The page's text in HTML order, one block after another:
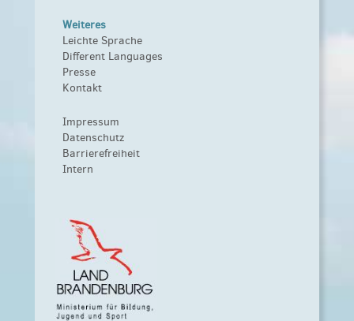
Weiteres
Leichte Sprache
Different Languages
Presse
Kontakt
Impressum
Datenschutz
Barrierefreiheit
Intern